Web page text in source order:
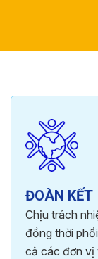
ĐOÀN KẾT
Chịu trách
đồng thời
cả các đơn vị